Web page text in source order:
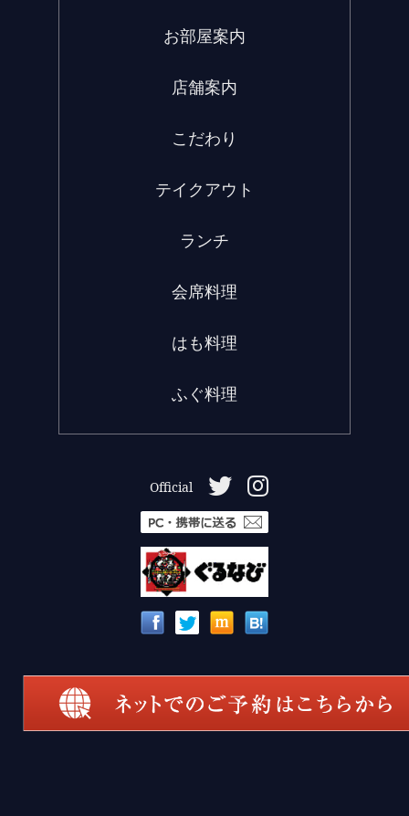
お部屋案内
店舗案内
こだわり
テイクアウト
ランチ
会席料理
はも料理
ふぐ料理
Official